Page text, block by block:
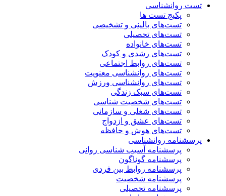
تست روانشناسی
پکیج تست ها
تست‌های بالینی و تشخیصی
تست‌های تحصیلی
تست‌های خانواده
تست‌های رشدی و کودک
تست‌های روابط اجتماعی
تست‌های روانشناسی معنویت
تست‌های روانشناسی ورزش
تست‌های سبک زندگی
تست‌های شخصیت شناسی
تست‌های شغلی و سازمانی
تست‌های عشق و ازدواج
تست‌های هوش و حافظه
پرسشنامه روانشناسی
پرسشنامه آسیب شناسی روانی
پرسشنامه گوناگون
پرسشنامه روابط بین فردی
پرسشنامه شخصیت
پرسشنامه تحصیلی